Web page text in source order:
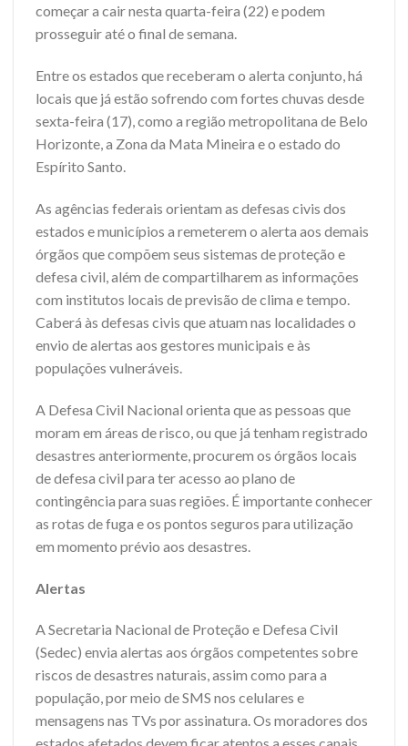
começar a cair nesta quarta-feira (22) e podem
prosseguir até o final de semana.
Entre os estados que receberam o alerta conjunto, há
locais que já estão sofrendo com fortes chuvas desde
sexta-feira (17), como a região metropolitana de Belo
Horizonte, a Zona da Mata Mineira e o estado do
Espírito Santo.
As agências federais orientam as defesas civis dos
estados e municípios a remeterem o alerta aos demais
órgãos que compõem seus sistemas de proteção e
defesa civil, além de compartilharem as informações
com institutos locais de previsão de clima e tempo.
Caberá às defesas civis que atuam nas localidades o
envio de alertas aos gestores municipais e às
populações vulneráveis.
A Defesa Civil Nacional orienta que as pessoas que
moram em áreas de risco, ou que já tenham registrado
desastres anteriormente, procurem os órgãos locais
de defesa civil para ter acesso ao plano de
contingência para suas regiões. É importante conhecer
as rotas de fuga e os pontos seguros para utilização
em momento prévio aos desastres.
Alertas
A Secretaria Nacional de Proteção e Defesa Civil
(Sedec) envia alertas aos órgãos competentes sobre
riscos de desastres naturais, assim como para a
população, por meio de SMS nos celulares e
mensagens nas TVs por assinatura. Os moradores dos